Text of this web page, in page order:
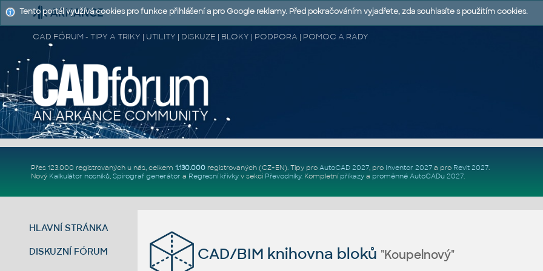
CAD FÓRUM - TIPY A TRIKY | UTILITY | DISKUZE | BLOKY | PODPORA | POMOC A RADY
Přes 123.000 registrovaných u nás, celkem 1.130.000registrovaných (CZ+EN). Tipy pro AutoCAD 2027, pro Inventor 2027a pro Revit 2027.
Nový Kalkulátor nosníků, Spirograf generátor a Regresní křivkyv sekci Převodníky. Kompletní příkazya proměnné AutoCADu 2027.
HLAVNÍ STRÁNKA
DISKUZNÍ FÓRUM CAD/BIM knihovna bloků "Koupelnový"
Tento portál využívá cookies pro funkce přihlášení a pro Google reklamy. Před pokračováním vyjadřete, zda souhlasíte s použitím cookies.